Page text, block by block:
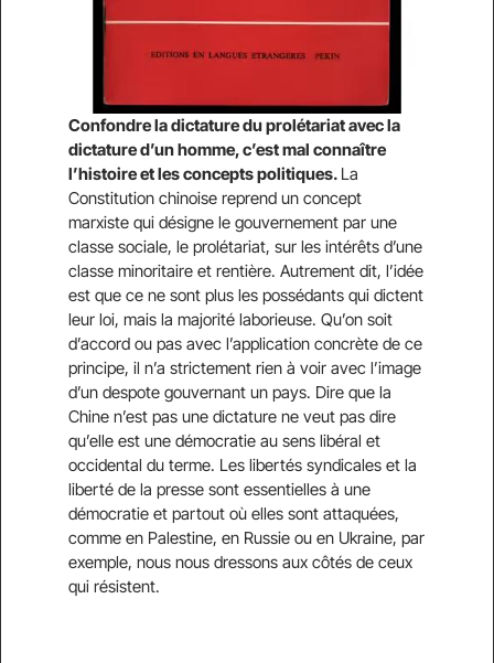
Confondre la dictature du prolétariat avec la
dictature d’un homme, c’est mal connaître
l’histoire et les concepts politiques. La
Constitution chinoise reprend un concept
marxiste qui désigne le gouvernement par une
classe sociale, le prolétariat, sur les intérêts d’une
classe minoritaire et rentière. Autrement dit, l’idée
est que ce ne sont plus les possédants qui dictent
leur loi, mais la majorité laborieuse. Qu’on soit
d’accord ou pas avec l’application concrète de ce
principe, il n’a strictement rien à voir avec l’image
d’un despote gouvernant un pays. Dire que la
Chine n’est pas une dictature ne veut pas dire
qu’elle est une démocratie au sens libéral et
occidental du terme. Les libertés syndicales et la
liberté de la presse sont essentielles à une
démocratie et partout où elles sont attaquées,
comme en Palestine, en Russie ou en Ukraine, par
exemple, nous nous dressons aux côtés de ceux
qui résistent.